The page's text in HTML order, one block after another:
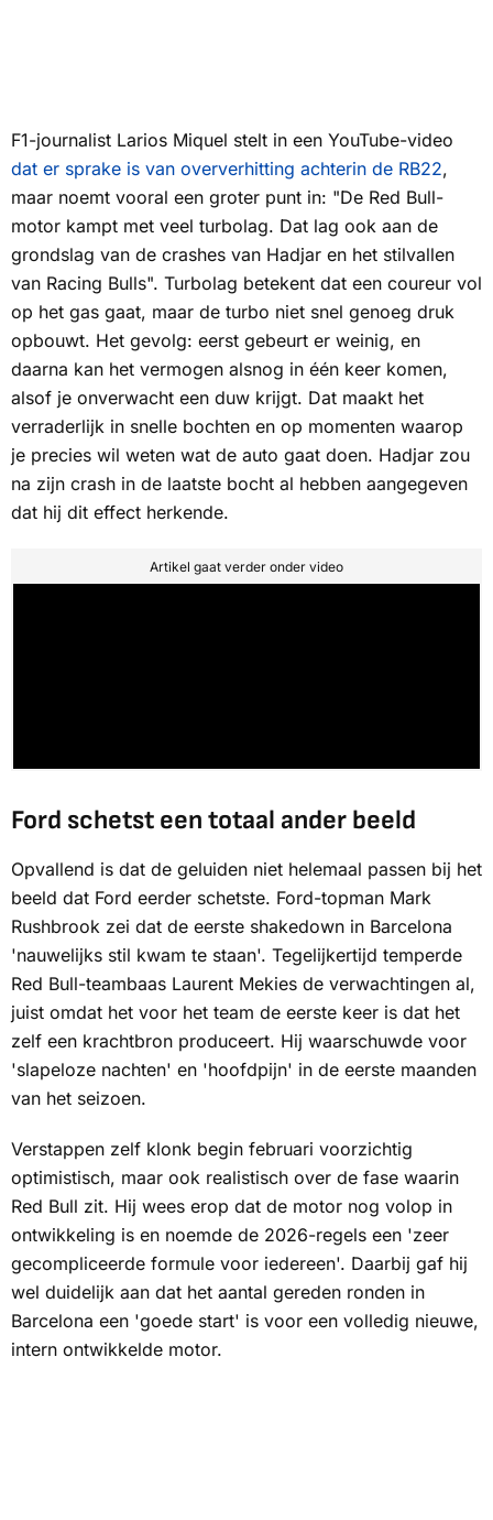
F1-journalist Larios Miquel stelt in een YouTube-video
dat er sprake is van oververhitting achterin de RB22,
maar noemt vooral een groter punt in: "De Red Bull-
motor kampt met veel turbolag. Dat lag ook aan de
grondslag van de crashes van Hadjar en het stilvallen
van Racing Bulls". Turbolag betekent dat een coureur vol
op het gas gaat, maar de turbo niet snel genoeg druk
opbouwt. Het gevolg: eerst gebeurt er weinig, en
daarna kan het vermogen alsnog in één keer komen,
alsof je onverwacht een duw krijgt. Dat maakt het
verraderlijk in snelle bochten en op momenten waarop
je precies wil weten wat de auto gaat doen. Hadjar zou
na zijn crash in de laatste bocht al hebben aangegeven
dat hij dit effect herkende.
Artikel gaat verder onder video
Ford schetst een totaal ander beeld
Opvallend is dat de geluiden niet helemaal passen bij het
beeld dat Ford eerder schetste. Ford-topman Mark
Rushbrook zei dat de eerste shakedown in Barcelona
'nauwelijks stil kwam te staan'. Tegelijkertijd temperde
Red Bull-teambaas Laurent Mekies de verwachtingen al,
juist omdat het voor het team de eerste keer is dat het
zelf een krachtbron produceert. Hij waarschuwde voor
'slapeloze nachten' en 'hoofdpijn' in de eerste maanden
van het seizoen.
Verstappen zelf klonk begin februari voorzichtig
optimistisch, maar ook realistisch over de fase waarin
Red Bull zit. Hij wees erop dat de motor nog volop in
ontwikkeling is en noemde de 2026-regels een 'zeer
gecompliceerde formule voor iedereen'. Daarbij gaf hij
wel duidelijk aan dat het aantal gereden ronden in
Barcelona een 'goede start' is voor een volledig nieuwe,
intern ontwikkelde motor.